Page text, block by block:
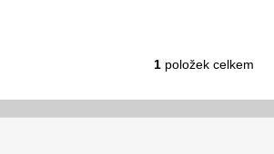
O
l
1 položek celkem